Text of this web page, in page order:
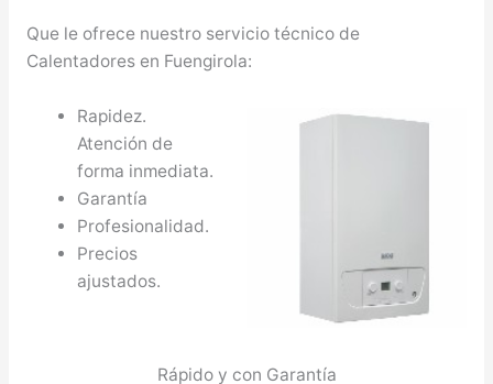
Que le ofrece nuestro servicio técnico de
Calentadores en Fuengirola:
Rapidez.
Atención de
forma inmediata.
Garantía
Profesionalidad.
Precios
ajustados.
Rápido y con Garantía